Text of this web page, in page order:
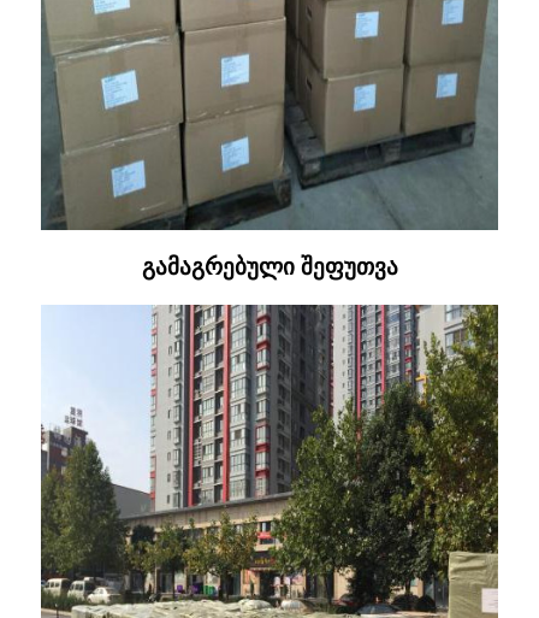
გამაგრებული შეფუთვა